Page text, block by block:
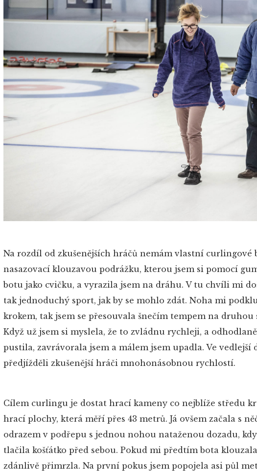
Na rozdíl od zkušenějších hráčů nemám vlastní curlingové
nasazovací klouzavou podrážku, kterou jsem si pomocí
botu jako cvičku, a vyrazila jsem na dráhu. V tu chvíli mi
tak jednoduchý sport, jak by se mohlo zdát. Noha mi
krokem, tak jsem se přesouvala šnečím tempem na druhou
Když už jsem si myslela, že to zvládnu rychleji, a
pustila, zavrávorala jsem a málem jsem upadla. Ve vedlejší
předjížděli zkušenější hráči mnohonásobnou rychlostí.
Cílem curlingu je dostat hrací kameny co nejblíže středu
hrací plochy, která měří přes 43 metrů. Já ovšem začala s
odrazem v podřepu s jednou nohou nataženou dozadu,
tlačila košťátko před sebou. Pokud mi předtím bota
zdánlivě přimrzla. Na první pokus jsem popojela asi půl